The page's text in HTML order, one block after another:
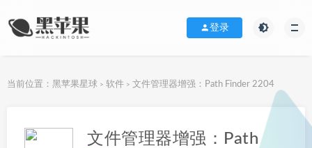
登录
当前位置： 黑苹果星球 > 软件 > 文件管理器增强：Path Finder 2204
文件管理器增强：Path